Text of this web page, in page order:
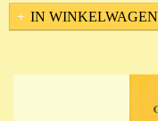
IN WINKELWAGEN